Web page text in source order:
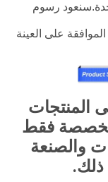
رسوم
المنتجات
مخصصة فقط
والصنعة
ذلك.